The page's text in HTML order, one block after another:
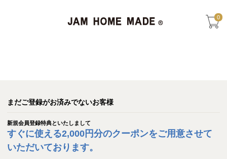
0
まだご登録がお済みでないお客様
新規会員登録特典といたしまして
すぐに使える2,000円分のクーポンをご用意させて
いただいております。